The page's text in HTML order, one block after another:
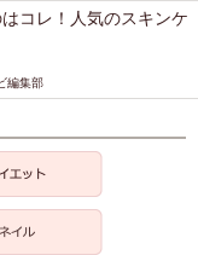
コレ！人気のスキンケ
編集部